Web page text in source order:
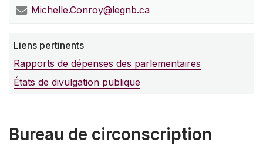
Michelle.Conroy@legnb.ca
Liens pertinents
Rapports de dépenses des parlementaires
États de divulgation publique
Bureau de circonscription